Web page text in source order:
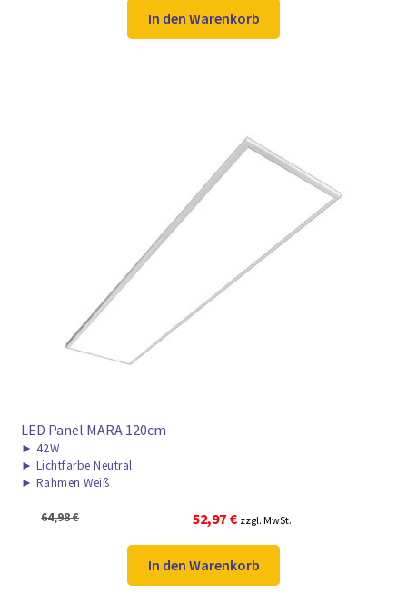
war:
59,98 €
ist:
39,99 €.
In den Warenkorb
LED Panel MARA 120cm
► 42W
► Lichtfarbe Neutral
► Rahmen Weiß
64,98€
Ursprünglicher
war:
64,98 €
52,97 €Aktueller
ist:
52,97 €.
zzgl. MwSt.
In den Warenkorb